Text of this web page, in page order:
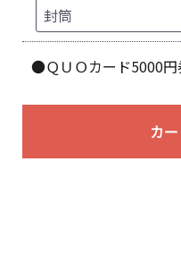
●ＱＵＯカード5000円
カ